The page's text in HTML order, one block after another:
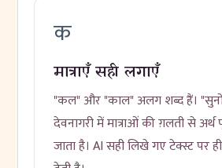
क
मात्राएँ सही लगाएँ
"कल" और "काल" अलग शब्द हैं।
देवनागरी में मात्राओं की ग़लती से
जाता है। AI सही लिखे गए टेक्स्ट पर